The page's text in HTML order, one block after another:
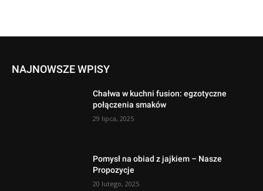
NAJNOWSZE WPISY
Chałwa w kuchni fusion: egzotyczne
połączenia smaków
29 lipca, 2025
Pomysł na obiad z jajkiem – Nasze
Propozycje
20 lutego, 2025